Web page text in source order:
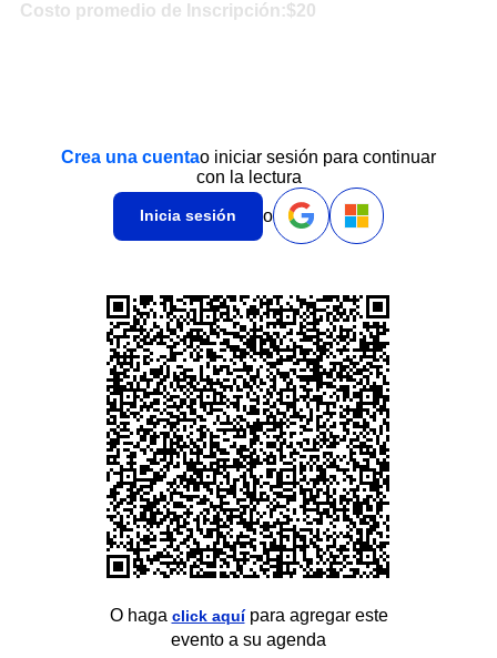
Costo promedio de Inscripción:$20
Crea una cuentao iniciar sesión para continuar
con la lectura
Inicia sesión o
O haga click aquípara agregar este
evento a su agenda